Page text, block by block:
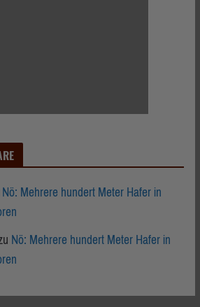
Nö: Mehrere hundert Meter Hafer in
Nö: Mehrere hundert Meter Hafer in